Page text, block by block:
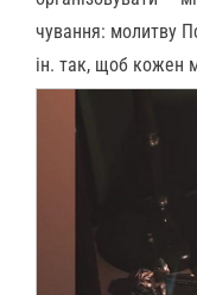
чування: молитву
ін. так, щоб кожен